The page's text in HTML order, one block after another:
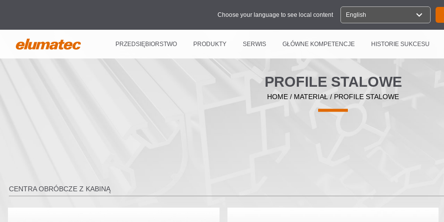
Choose your language to see local content English expand_more
PRZEDSIĘBIORSTWO PRODUKTY SERWIS GŁÓWNE KOMPETENCJE HISTORIE SUKCESU
PROFILE STALOWE
HOME / MATERIAŁ / PROFILE STALOWE
CENTRA OBRÓBCZE Z KABINĄ